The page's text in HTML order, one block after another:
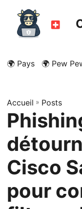
🌍 Pays 🌍 Pew
Accueil » Posts
Cisco
pour